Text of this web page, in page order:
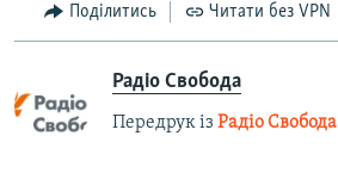
Поділитись Читати без VPN
Радіо Свобода
Передрук із Радіо Свобода